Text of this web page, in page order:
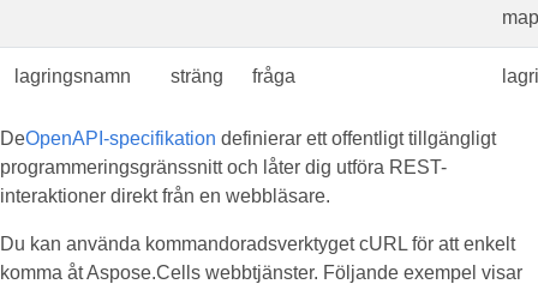
lagringsnamn sträng fråga
DeOpenAPI-specifikation definierar ett offentligt tillgängligt
programmeringsgränssnitt och låter dig utföra REST-
interaktioner direkt från en webbläsare.
Du kan använda kommandoradsverktyget cURL för att enkelt
komma åt Aspose.Cells webbtjänster. Följande exempel visar